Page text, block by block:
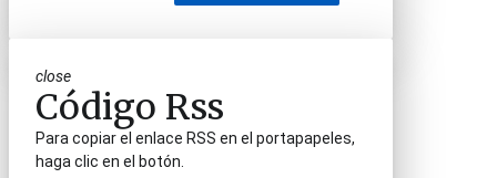
close
Código Rss
Para copiar el enlace RSS en el portapapeles,
haga clic en el botón.